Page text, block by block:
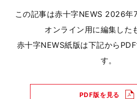
この記事は赤十字NEWS 2026年
オンライン用に編集した
赤十字NEWS紙版は下記から
す。
PDF版を見る